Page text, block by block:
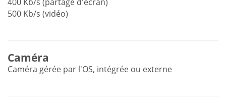
400 Kb/s (partage d'écran)
500 Kb/s (vidéo)
Caméra
Caméra gérée par l'OS, intégrée ou externe